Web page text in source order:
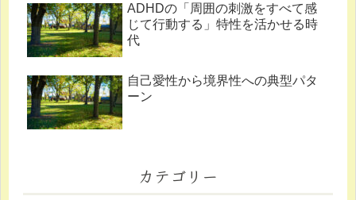
ADHDの「周囲の刺激をすべて感
じて行動する」特性を活かせる時
代
自己愛性から境界性への典型パタ
ーン
カテゴリー